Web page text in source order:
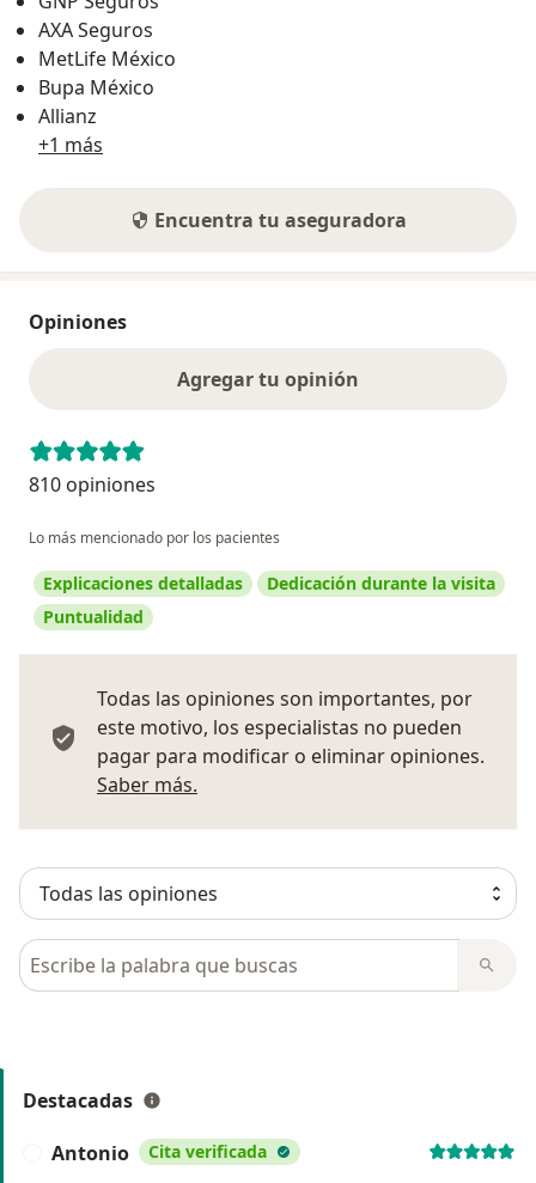
AXA Seguros
MetLife México
Bupa México
Allianz
+1 más
Encuentra tu aseguradora
Opiniones
Agregar tu opinión
810 opiniones
Lo más mencionado por los pacientes
Explicaciones detalladas
Dedicación durante la visita
Puntualidad
Todas las opiniones son importantes, por
este motivo, los especialistas no pueden
pagar para modificar o eliminar opiniones.
Saber más.
Busca en opiniones
Destacadas
Antonio Cita verificada